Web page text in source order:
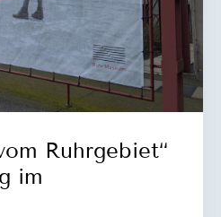
Ruhrgebiet“
im